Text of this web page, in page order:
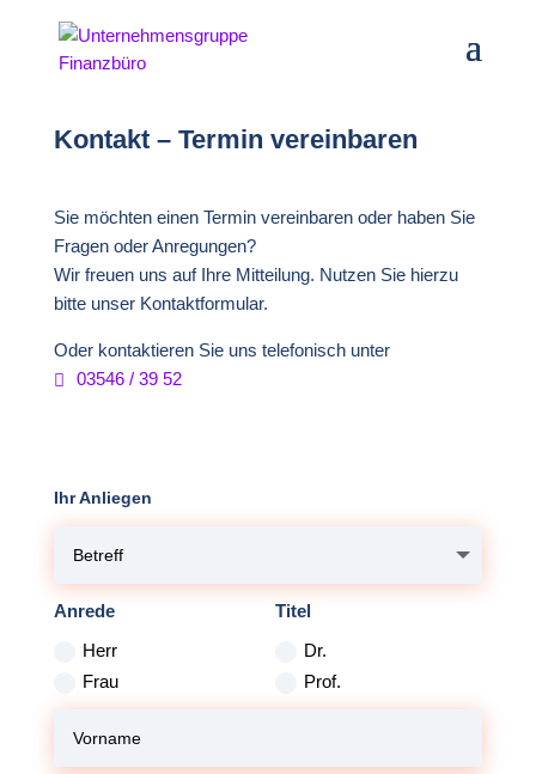
Kontakt – Termin vereinbaren
Sie möchten einen Termin vereinbaren oder haben Sie
Fragen oder Anregungen?
Wir freuen uns auf Ihre Mitteilung. Nutzen Sie hierzu
bitte unser Kontaktformular.
Oder kontaktieren Sie uns telefonisch unter
03546 / 39 52
Ihr Anliegen
Anrede
Herr
Frau
Titel
Dr.
Prof.